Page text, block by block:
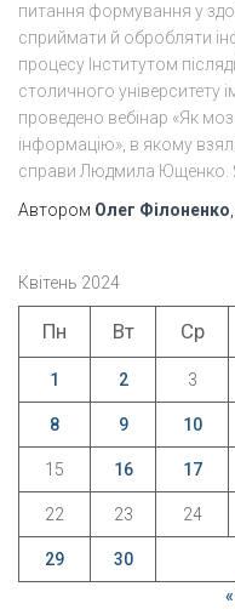
питання формування у
сприймати й обробляти
процесу Інститутом
столичного університету
проведено вебінар «Як
інформацію», в якому
справи Людмила Ющенко.
Автором Олег Філоненко,
Квітень 2024
Пн Вт Ср
1 2 3
8 9 10
15 16 17
22 23 24
29
30